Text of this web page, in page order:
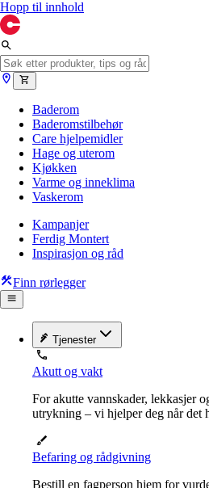
Hopp til innhold
Baderom
Baderomstilbehør
Care hjelpemidler
Hage og uterom
Kjøkken
Varme og inneklima
Vaskerom
Kampanjer
Ferdig Montert
Inspirasjon og råd
Finn rørlegger
Tjenester
Akutt og vakt
For akutte vannskader, lekkasjer
utrykning – vi hjelper deg når det
Befaring og rådgivning
Bestill en fagperson hjem for